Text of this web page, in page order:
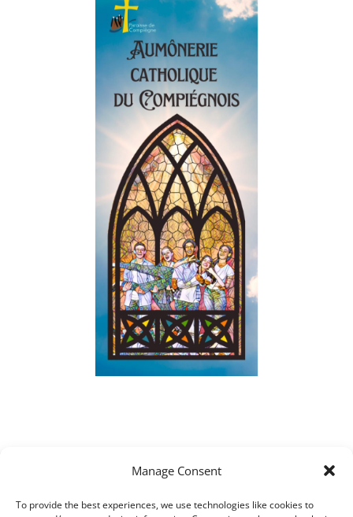
Manage Consent
To provide the best experiences, we use technologies like cookies to
Articles récents